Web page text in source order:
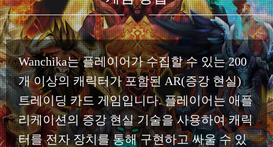
Wanchika는 플레이어가 수집할 수 있는 200
개 이상의 캐릭터가 포함된 AR(증강 현실)
트레이딩 카드 게임입니다. 플레이어는 애플
리케이션의 증강 현실 기술을 사용하여 캐릭
터를 전자 장치를 통해 구현하고 싸울 수 있